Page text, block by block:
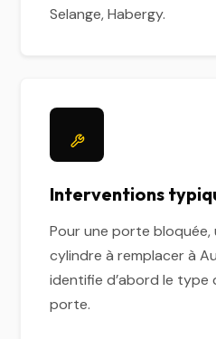
Selange, Habergy.
Interventions
Pour une porte bloquée,
cylindre à remplacer à
identifie d’abord le type
porte.